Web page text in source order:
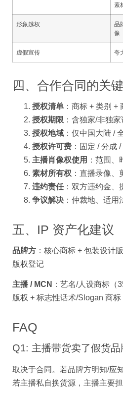
素
形象越权
品
像
虚假宣传 夸
四、合作合同的关
授权清单 ：商标 + 类别 +
授权期限 ：含独家/非独家
授权地域 ：仅中国大陆 /
授权许可费 ：固定 / 分成
主播肖像权使用 ：范围、
素材所有权 ：直播录像、
违约责任 ：双方违约金、
争议解决 ：仲裁地、适用
五、IP 资产化建议
品牌方 ：核心商标 + 包装设计
版权登记
主播 / MCN ：艺名/人设商标（
版权 + 标志性话术/Slogan 商标
FAQ
Q1: 主播带货卖了假货品
取决于合同。若品牌方明知/应
若主播私自换货源，主播主要担